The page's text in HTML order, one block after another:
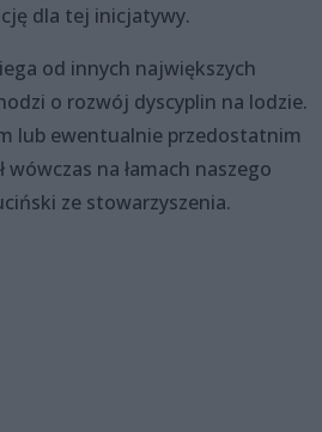
dla tej inicjatywy.
od innych największych
o rozwój dyscyplin na lodzie.
lub ewentualnie przedostatnim
wówczas na łamach naszego
ze stowarzyszenia.